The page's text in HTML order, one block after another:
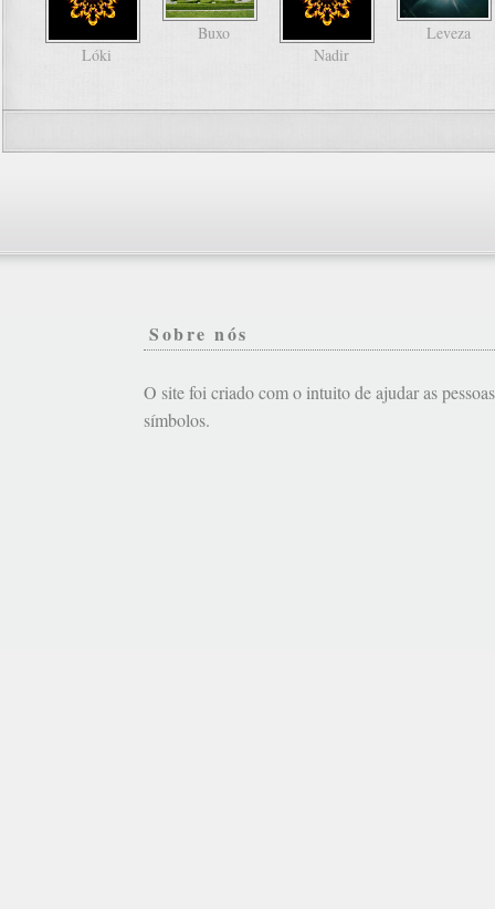
Lóki
Buxo
Nadir
Leveza
Sobre nós
O site foi criado com o intuito de ajudar as
símbolos.